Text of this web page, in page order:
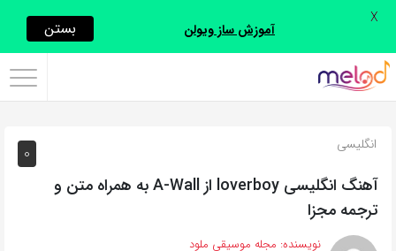
اشتراک
با
روش‌های
زیر
0 انگلیسی
آهنگ انگلیسی loverboy از A-Wall به همراه متن و
ترجمه مجزا
نویسنده: مجله موسیقی ملود
آموزش ساز ویولن بستن X